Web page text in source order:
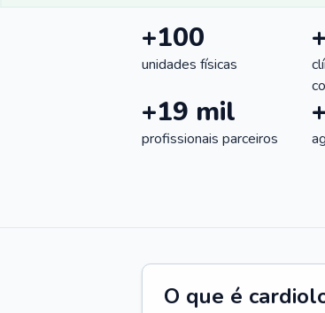
+100
unidades físicas
+19 mil
profissionais parceiros
O que é